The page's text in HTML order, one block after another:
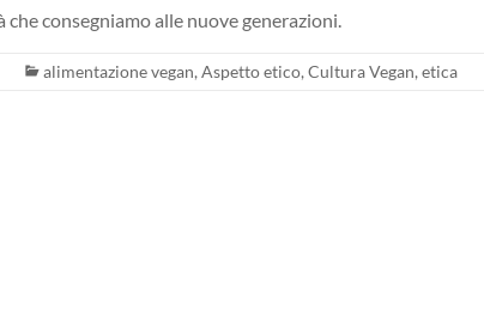
che consegniamo alle nuove generazioni.
alimentazione vegan, Aspetto etico, Cultura Vegan, etica